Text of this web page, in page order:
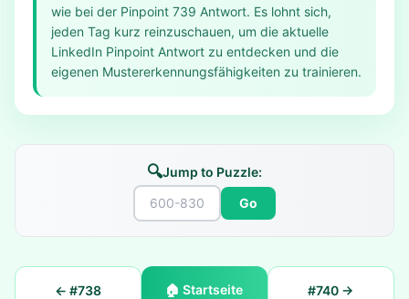
wie bei der Pinpoint 739 Antwort. Es lohnt sich,
jeden Tag kurz reinzuschauen, um die aktuelle
LinkedIn Pinpoint Antwort zu entdecken und die
eigenen Mustererkennungsfähigkeiten zu trainieren.
🔍Jump to Puzzle:
Go
← #738 🏠Startseite #740 →